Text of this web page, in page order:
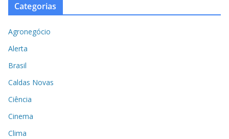
Categorias
Agronegócio
Alerta
Brasil
Caldas Novas
Ciência
Cinema
Clima